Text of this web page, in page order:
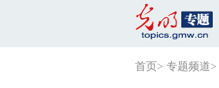
首页 > 专题频道>